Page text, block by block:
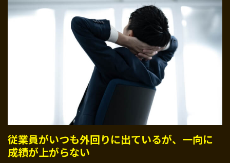
従業員がいつも外回りに出ているが、一向に
成績が上がらない